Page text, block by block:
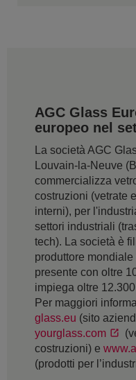
AGC Glass
europeo nel
La società AGC
Louvain-la-Neuve
commercializza
costruzioni (vetrate
interni), per
settori industriali
tech). La società è
produttore
presente con oltre
impiega oltre
Per maggiori
glass.eu (sito
yourglass.com
costruzioni) e
(prodotti per